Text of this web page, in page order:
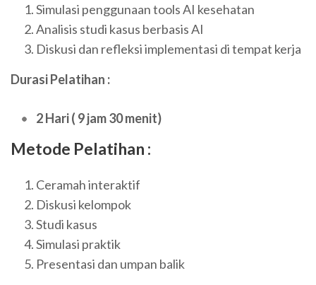
Simulasi penggunaan tools AI kesehatan
Analisis studi kasus berbasis AI
Diskusi dan refleksi implementasi di tempat kerja
Durasi Pelatihan :
2 Hari ( 9 jam 30 menit)
Metode Pelatihan :
Ceramah interaktif
Diskusi kelompok
Studi kasus
Simulasi praktik
Presentasi dan umpan balik